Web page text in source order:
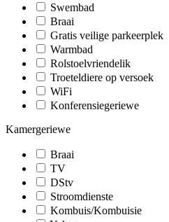
Swembad
Braai
Gratis veilige parkeerplek
Warmbad
Rolstoelvriendelik
Troeteldiere op versoek
WiFi
Konferensiegeriewe
Kamergeriewe
Braai
TV
DStv
Stroomdienste
Kombuis/Kombuisie